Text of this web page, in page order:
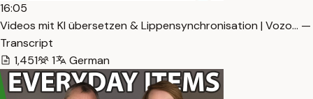
16:05
Videos mit KI übersetzen & Lippensynchronisation | Vozo… —
Transcript
1,451
1 German